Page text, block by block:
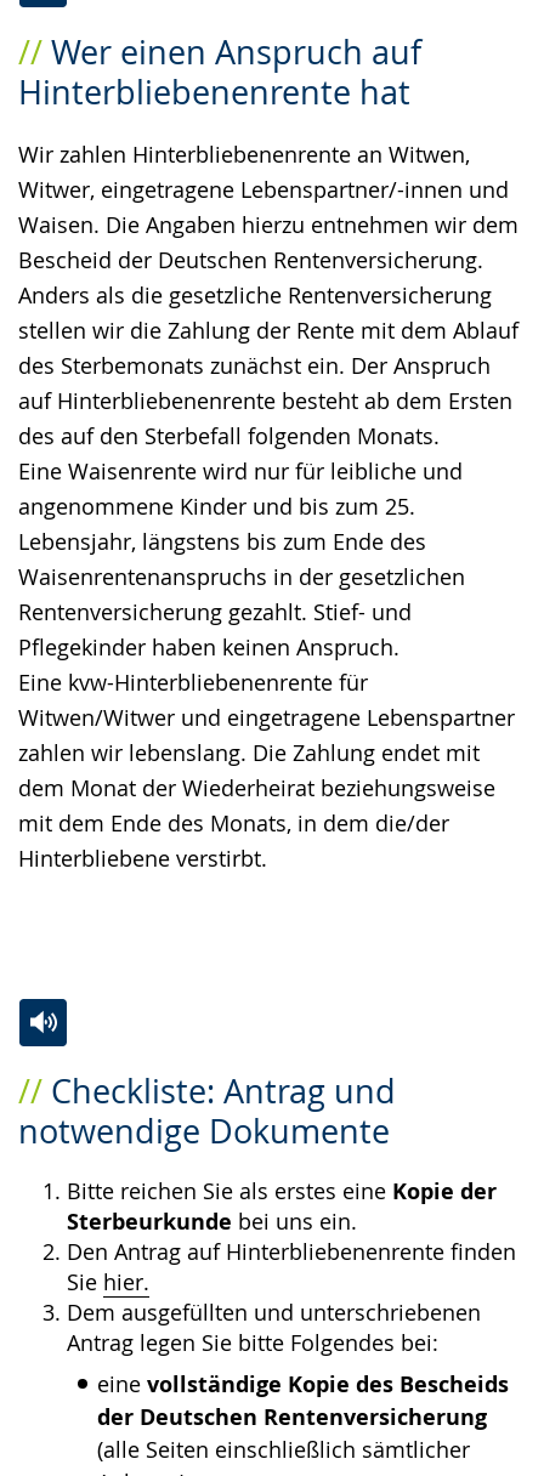
Wer einen Anspruch auf
Hinterbliebenenrente hat
Wir zahlen Hinterbliebenenrente an Witwen,
Witwer, eingetragene Lebenspartner/-innen und
Waisen. Die Angaben hierzu entnehmen wir dem
Bescheid der Deutschen Rentenversicherung.
Anders als die gesetzliche Rentenversicherung
stellen wir die Zahlung der Rente mit dem Ablauf
des Sterbemonats zunächst ein. Der Anspruch
auf Hinterbliebenenrente besteht ab dem Ersten
des auf den Sterbefall folgenden Monats.
Eine Waisenrente wird nur für leibliche und
angenommene Kinder und bis zum 25.
Lebensjahr, längstens bis zum Ende des
Waisenrentenanspruchs in der gesetzlichen
Rentenversicherung gezahlt. Stief- und
Pflegekinder haben keinen Anspruch.
Eine kvw-Hinterbliebenenrente für
Witwen/Witwer und eingetragene Lebenspartner
zahlen wir lebenslang. Die Zahlung endet mit
dem Monat der Wiederheirat beziehungsweise
mit dem Ende des Monats, in dem die/der
Hinterbliebene verstirbt.
Leichten
Sprache
Audio-
Unterstützung.
Video
in
Gebärdensprache
wird
angezeigt.
Checkliste: Antrag und
notwendige Dokumente
Bitte reichen Sie als erstes eine Kopie der
Sterbeurkunde bei uns ein.
Den Antrag auf Hinterbliebenenrente finden
Sie hier.
Dem ausgefüllten und unterschriebenen
Antrag legen Sie bitte Folgendes bei:
eine vollständige Kopie des Bescheids
der Deutschen Rentenversicherung
(alle Seiten einschließlich sämtlicher
Leichten
Sprache
Audio-
Unterstützung.
Video
in
Gebärdensprache
wird
angezeigt.